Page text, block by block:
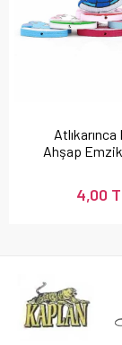
Atlıkarınca
Ahşap
4,00